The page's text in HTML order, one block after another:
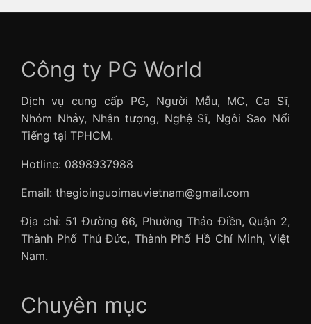
Công ty PG World
Dịch vụ cung cấp PG, Người Mẫu, MC, Ca Sĩ,
Nhóm Nhảy, Nhân tượng, Nghệ Sĩ, Ngôi Sao Nổi
Tiếng tại TPHCM.
Hotline: 0898937988
Email: thegioinguoimauvietnam@gmail.com
Địa chỉ: 51 Đường 66, Phường Thảo Điền, Quận 2,
Thành Phố Thủ Đức, Thành Phố Hồ Chí Minh, Việt
Nam.
Chuyên mục